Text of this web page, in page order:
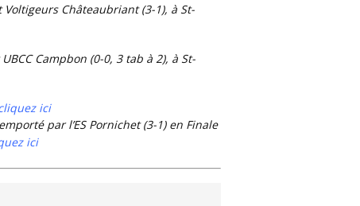
Voltigeurs Châteaubriant (3-1), à St-
Campbon (0-0, 3 tab à 2), à St-
ici
par l’ES Pornichet (3-1) en Finale
ici